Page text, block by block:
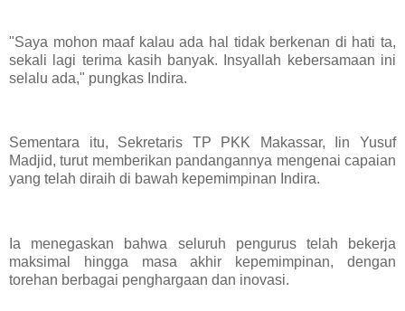
"Saya mohon maaf kalau ada hal tidak berkenan di hati ta,
sekali lagi terima kasih banyak. Insyallah kebersamaan ini
selalu ada," pungkas Indira.
Sementara itu, Sekretaris TP PKK Makassar, Iin Yusuf
Madjid, turut memberikan pandangannya mengenai capaian
yang telah diraih di bawah kepemimpinan Indira.
Ia menegaskan bahwa seluruh pengurus telah bekerja
maksimal hingga masa akhir kepemimpinan, dengan
torehan berbagai penghargaan dan inovasi.